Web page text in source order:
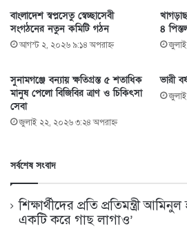
বাংলাদেশ স্বপ্নসেতু স্বেচ্ছাসেবী
সংগঠনের নতুন কমিটি গঠন
আগস্ট ২, ২০২৬ ৯:১৪ অপরাহ্ণ
৪
সুনামগঞ্জে বন্যায় ক্ষতিগ্রস্ত ৫ শতাধিক
মানুষ পেলো বিজিবির ত্রাণ ও চিকিৎসা
সেবা
জুলাই ২২, ২০২৬ ৩:২৪ অপরাহ্ণ
ভারী
সর্বশেষ সংবাদ
শিক্ষার্থীদের প্রতি প্রতিমন্ত্রী
একটি করে গাছ লাগাও’